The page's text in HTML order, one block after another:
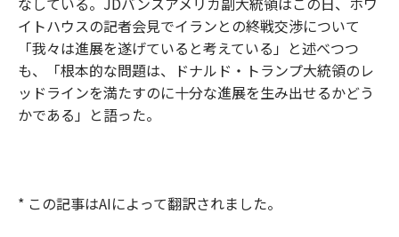
イトハウスの記者会見でイランとの終戦交渉について
「我々は進展を遂げていると考えている」と述べつつ
も、「根本的な問題は、ドナルド・トランプ大統領のレ
ッドラインを満たすのに十分な進展を生み出せるかどう
かである」と語った。
* この記事はAIによって翻訳されました。